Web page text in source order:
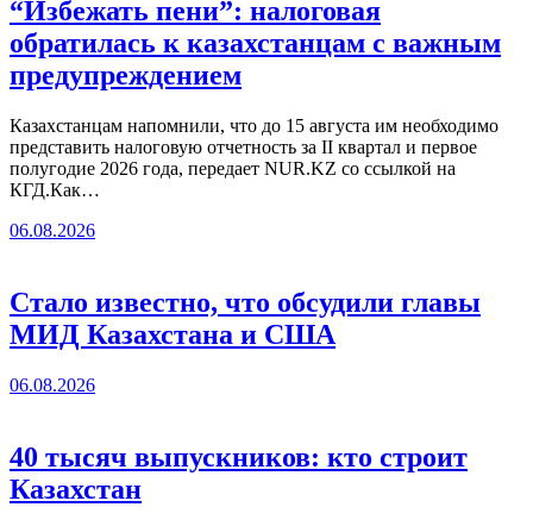
“Избежать пени”: налоговая
обратилась к казахстанцам с важным
предупреждением
Казахстанцам напомнили, что до 15 августа им необходимо
представить налоговую отчетность за II квартал и первое
полугодие 2026 года, передает NUR.KZ со ссылкой на
КГД.Как…
06.08.2026
Стало известно, что обсудили главы
МИД Казахстана и США
06.08.2026
40 тысяч выпускников: кто строит
Казахстан